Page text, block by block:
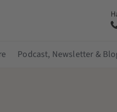
Podcast, Newsletter &